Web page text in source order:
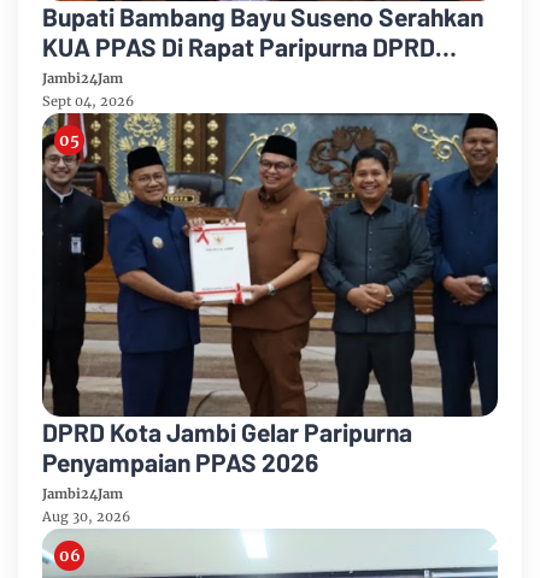
Bupati Bambang Bayu Suseno Serahkan
KUA PPAS Di Rapat Paripurna DPRD
Muarojambi
Jambi24Jam
Sept 04, 2026
DPRD Kota Jambi Gelar Paripurna
Penyampaian PPAS 2026
Jambi24Jam
Aug 30, 2026